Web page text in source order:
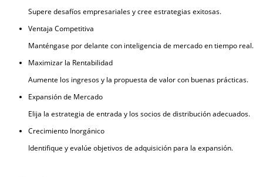
Supere desafíos empresariales y cree estrategias exitosas.
Ventaja Competitiva
Manténgase por delante con inteligencia de mercado en tiempo real.
Maximizar la Rentabilidad
Aumente los ingresos y la propuesta de valor con buenas prácticas.
Expansión de Mercado
Elija la estrategia de entrada y los socios de distribución adecuados.
Crecimiento Inorgánico
Identifique y evalúe objetivos de adquisición para la expansión.